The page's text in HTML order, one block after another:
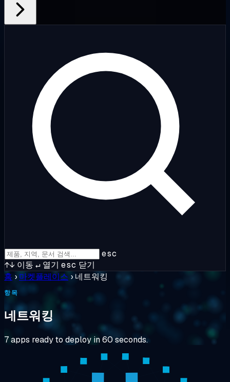
esc
↑↓ 이동 ↵ 열기 esc 닫기
홈 › 마켓플레이스 › 네트워킹
항목
네트워킹
7 apps ready to deploy in 60 seconds.